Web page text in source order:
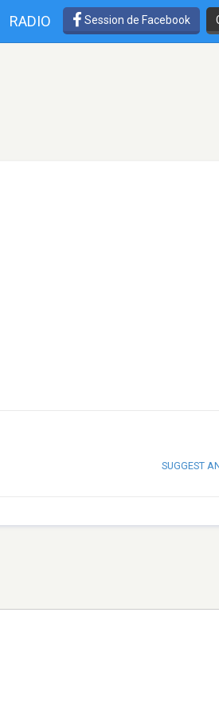
RADIO Session de Facebook
SUGGEST